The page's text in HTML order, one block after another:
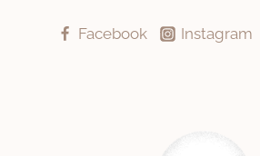
Facebook Instagram